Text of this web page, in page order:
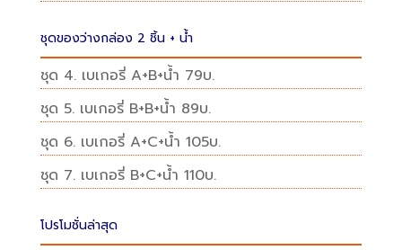
ชุดของว่างกล่อง 2 ชิ้น + น้ำ
ชุด 4. เบเกอรี่ A+B+น้ำ 79บ.
ชุด 5. เบเกอรี่ B+B+น้ำ 89บ.
ชุด 6. เบเกอรี่ A+C+น้ำ 105บ.
ชุด 7. เบเกอรี่ B+C+น้ำ 110บ.
โปรโมชั่นล่าสุด